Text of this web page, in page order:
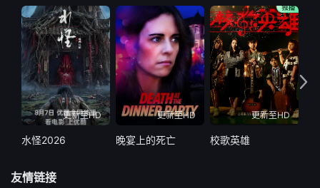
更新至HD
水怪2026
更新至HD
晚宴上的死亡
更新至HD
校歌英雄
友情链接